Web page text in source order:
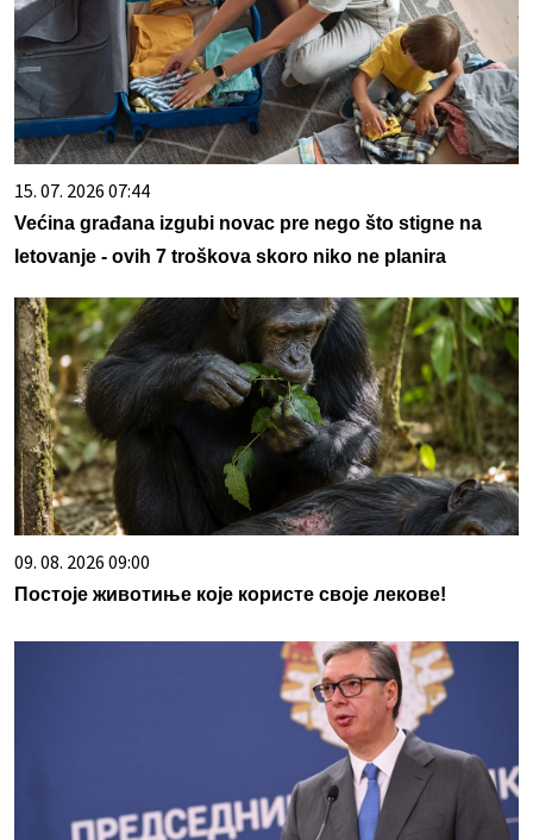
15. 07. 2026 07:44
Većina građana izgubi novac pre nego što stigne na
letovanje - ovih 7 troškova skoro niko ne planira
09. 08. 2026 09:00
Постоје животиње које користе своје лекове!